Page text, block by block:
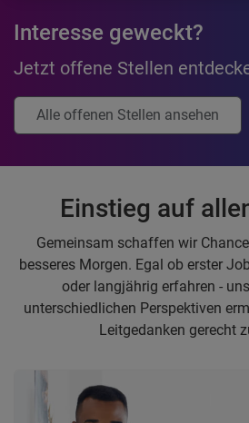
Interesse geweckt?
Jetzt offene Stellen
Alle offenen Stellen ansehen
Einstieg auf
Gemeinsam schaffen wir
besseres Morgen. Egal ob erster
oder langjährig erfahren -
unterschiedlichen Perspektiven
Leitgedanken gerecht